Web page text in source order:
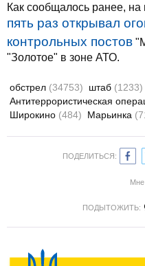
Как сообщалось ранее,
пять раз открывал
контрольных постов
"Золотое" в зоне АТО.
обстрел (34753) штаб (1233)
Антитеррористическая
Широкино (484) Марьинка
ПОДЕЛИТЬСЯ:
Мне
ПОДЫТОЖИТЬ: